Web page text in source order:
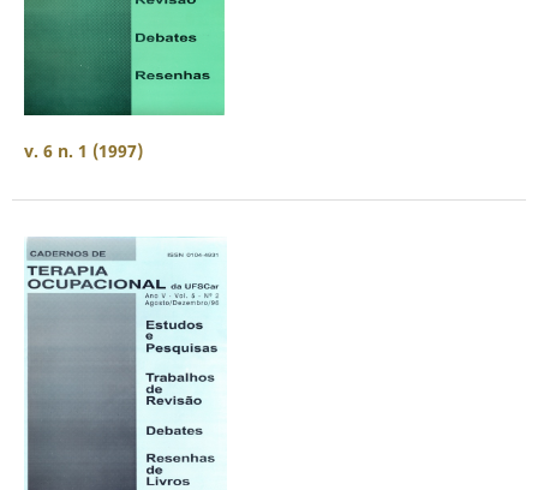
v. 6 n. 1 (1997)